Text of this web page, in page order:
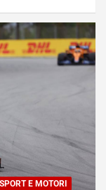
SPORT E MOTORI